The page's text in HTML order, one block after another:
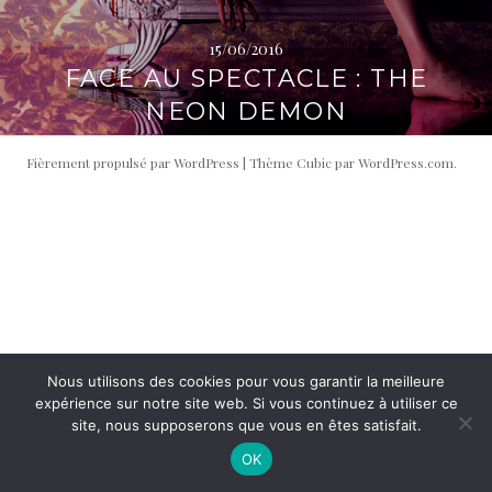
i
p
a
l
é
r
a
l
15/06/2016
FACE AU SPECTACLE : THE
NEON DEMON
Fièrement propulsé par WordPress | Thème Cubic parWordPress.com.
Nous utilisons des cookies pour vous garantir la meilleure
expérience sur notre site web. Si vous continuez à utiliser ce
site, nous supposerons que vous en êtes satisfait.
OK